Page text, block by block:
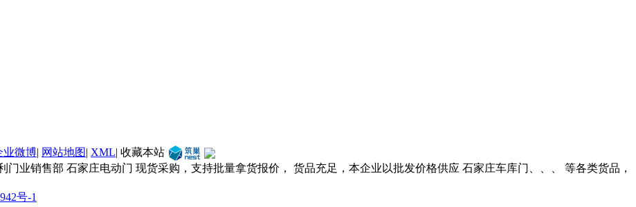
业微博| 网站地图| XML| 收藏本站
门业销售部 石家庄电动门 现货采购，支持批量拿货报价， 货品充足，本企业以批发价格供应 石家庄车库门、、、 等各类货品，
号-1